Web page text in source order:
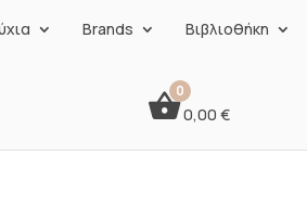
Brands Βιβλιοθήκη
0,00 €